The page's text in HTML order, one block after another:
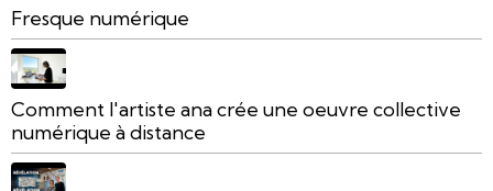
Fresque numérique
Comment l'artiste ana crée une oeuvre collective
numérique à distance